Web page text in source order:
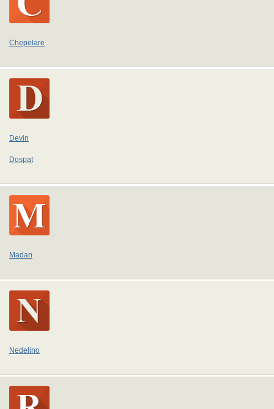
Chepelare
Devin
Dospat
Madan
Nedelino